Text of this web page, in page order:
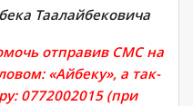
Таалайбековича
отправив СМС на
«Айбеку», а так-
0772002015 (при